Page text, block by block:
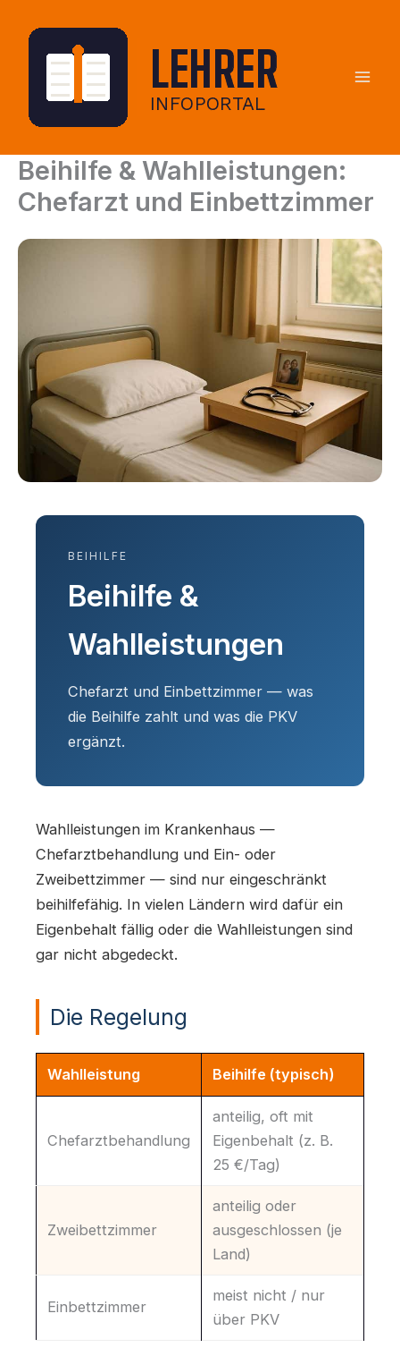
Inhalt
springen
Beihilfe & Wahlleistungen:
Chefarzt und Einbettzimmer
BEIHILFE
Beihilfe &
Wahlleistungen
Chefarzt und Einbettzimmer — was
die Beihilfe zahlt und was die PKV
ergänzt.
Wahlleistungen im Krankenhaus —
Chefarztbehandlung und Ein- oder
Zweibettzimmer — sind nur eingeschränkt
beihilfefähig. In vielen Ländern wird dafür ein
Eigenbehalt fällig oder die Wahlleistungen sind
gar nicht abgedeckt.
Die Regelung
Wahlleistung Beihilfe (typisch)
Chefarztbehandlung
anteilig, oft mit
Eigenbehalt (z. B.
25 €/Tag)
Zweibettzimmer
anteilig oder
ausgeschlossen (je
Land)
Einbettzimmer
meist nicht / nur
über PKV